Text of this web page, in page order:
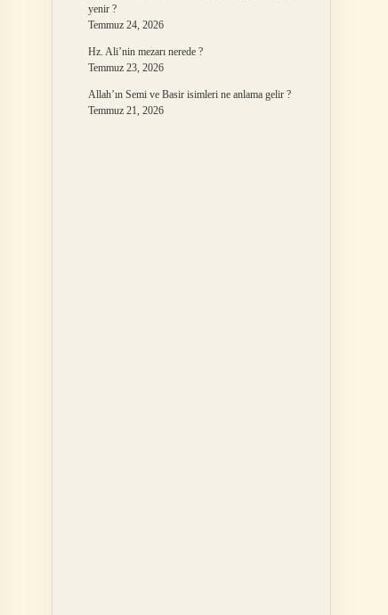
yenir ?
Temmuz 24, 2026
Hz. Ali’nin mezarı nerede ?
Temmuz 23, 2026
Allah’ın Semi ve Basir isimleri ne anlama gelir ?
Temmuz 21, 2026